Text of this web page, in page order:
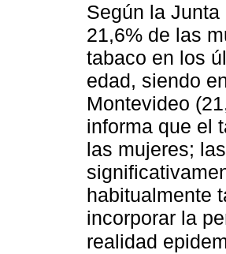
Según la
21,6% de las
tabaco en los
edad, siendo
Montevideo
informa que el
las mujeres;
habitualmente
incorporar la
realidad